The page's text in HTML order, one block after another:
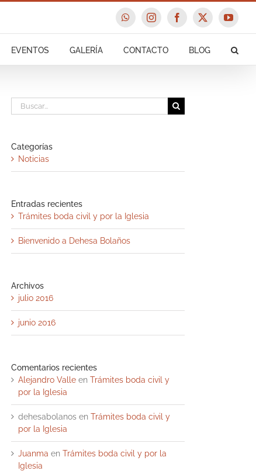
WhatsAppInstagramFacebook
X
EVENTOS GALERÍA CONTACTO BLOG
Buscar:
Categorías
Noticias
Entradas recientes
Trámites boda civil y por la Iglesia
Bienvenido a Dehesa Bolaños
Archivos
julio 2016
junio 2016
Comentarios recientes
Alejandro Valle en Trámites boda civil y
por la Iglesia
dehesabolanos en Trámites boda civil y
por la Iglesia
Juanma en Trámites boda civil y por la
Iglesia